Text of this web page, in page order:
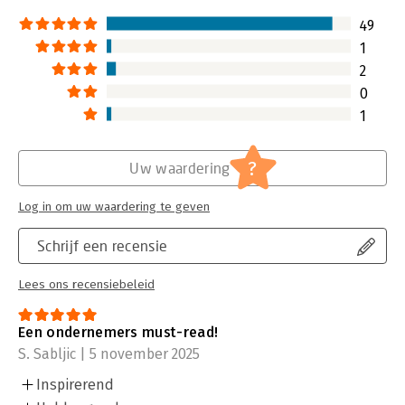
49
1
2
0
1
Schrijf een recensie
Lees ons recensiebeleid
Uw waardering ?
Log in om uw waardering te geven
Een ondernemers must-read!
S. Sabljic | 5 november 2025
Inspirerend